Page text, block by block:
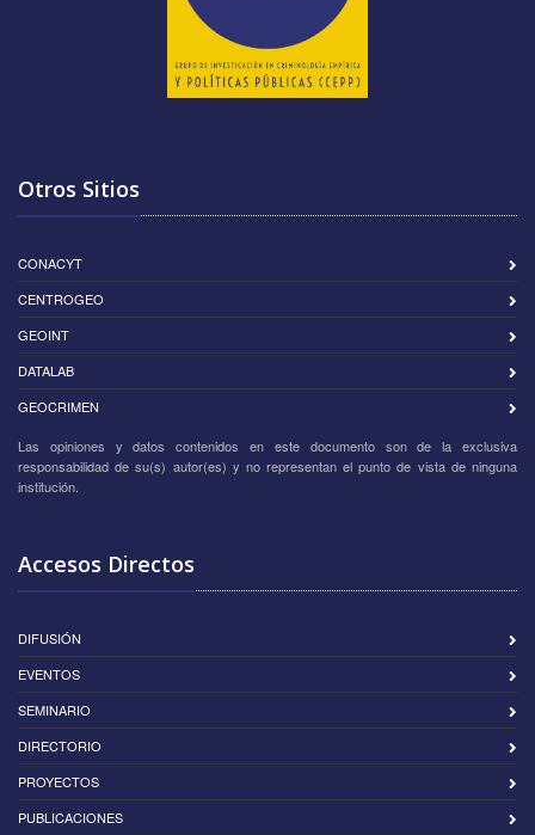
Otros Sitios
CONACYT
CENTROGEO
GEOINT
DATALAB
GEOCRIMEN
Las opiniones y datos contenidos en este documento son de la exclusiva
responsabilidad de su(s) autor(es) y no representan el punto de vista de ninguna
institución.
Accesos Directos
DIFUSIÓN
EVENTOS
SEMINARIO
DIRECTORIO
PROYECTOS
PUBLICACIONES